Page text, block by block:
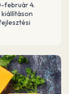
február 4.